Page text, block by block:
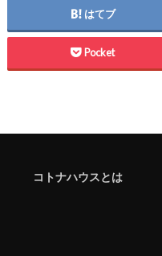
はてブ
Pocket
コトナハウスとは